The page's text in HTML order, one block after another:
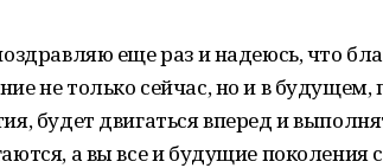
еще раз и надеюсь, что
не только сейчас, но и в
будет двигаться вперед и
а вы все и будущие поколения